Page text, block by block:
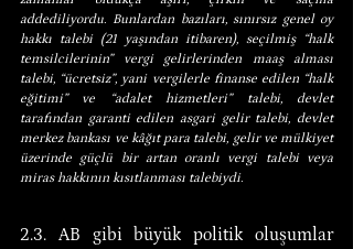
addediliyordu. Bunlardan bazıları, sınırsız genel oy
hakkı talebi (21 yaşından itibaren), seçilmiş “halk
temsilcilerinin” vergi gelirlerinden maaş alması
talebi, “ücretsiz”, yani vergilerle finanse edilen “halk
eğitimi” ve “adalet hizmetleri” talebi, devlet
tarafından garanti edilen asgari gelir talebi, devlet
merkez bankası ve kâğıt para talebi, gelir ve mülkiyet
üzerinde güçlü bir artan oranlı vergi talebi veya
miras hakkının kısıtlanması talebiydi.
2.3. AB gibi büyük politik oluşumlar